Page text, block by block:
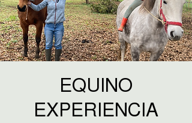
EQUINO
EXPERIENCIA